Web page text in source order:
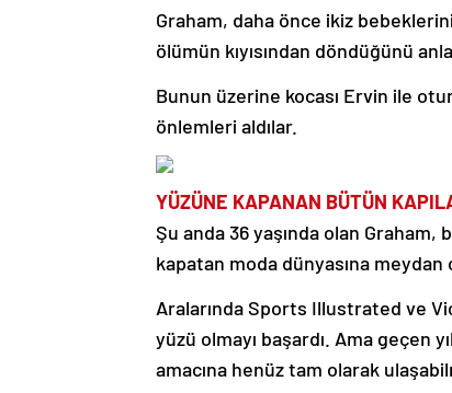
Graham, daha önce ikiz
ölümün kıyısından döndüğünü
Bunun üzerine kocası Ervin ile
önlemleri aldılar.
YÜZÜNE KAPANAN BÜTÜN
Şu anda 36 yaşında olan Graham,
kapatan moda dünyasına meydan
Aralarında Sports Illustrated ve
yüzü olmayı başardı. Ama geçen
amacına henüz tam olarak